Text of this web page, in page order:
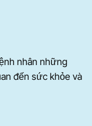
nhân những
đến sức khỏe và